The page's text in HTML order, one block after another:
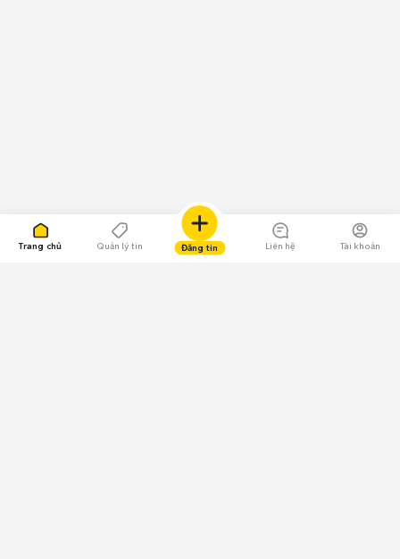
Trang chủ Quản lý tin Đăng tin Liên hệ Tài khoản